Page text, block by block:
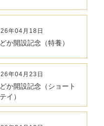
年04月18日
か開設記念（特養）
年04月23日
か開設記念（ショート
イ）